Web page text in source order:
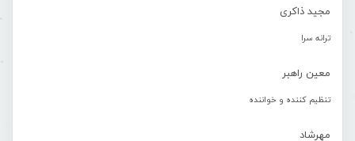
مجید ذاکری
ترانه سرا
معین راهبر
تنظیم کننده و خواننده
مهرشاد